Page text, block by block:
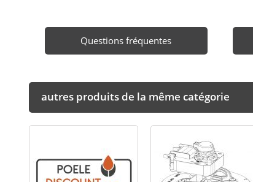
Questions fréquentes
autres produits de la même catégorie